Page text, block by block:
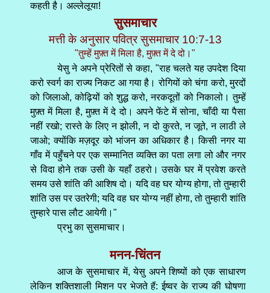
कहती है। अल्लेलूया!
सुसमाचार
मत्ती के अनुसार पवित्र सुसमाचार 10:7-13
"तुम्हें मुफ़्त में मिला है, मुफ़्त में दे दो।"
येसु ने अपने प्रेरितों से कहा, "राह चलते यह उपदेश दिया
करो स्वर्ग का राज्य निकट आ गया है। रोगियों को चंगा करो, मुरदों
को जिलाओ, कोढ़ियों को शुद्ध करो, नरकदूतों को निकालो। तुम्हें
मुफ़्त में मिला है, मुफ़्त में दे दो। अपने फेंटे में सोना, चाँदी या पैसा
नहीं रखो; रास्ते के लिए न झोली, न दो कुरते, न जूते, न लाठी ले
जाओ; क्योंकि मज़दूर को भांजन का अधिकार है। किसी नगर या
गाँव में पहुँचने पर एक सम्मानित व्यक्ति का पता लगा लो और नगर
से विदा होने तक उसी के यहाँ ठहरो। उसके घर में प्रवेश करते
समय उसे शांति की आशिष दो। यदि वह घर योग्य होगा, तो तुम्हारी
शांति उस पर उतरेगी; यदि वह घर योग्य नहीं होगा, तो तुम्हारी शांति
तुम्हारे पास लौट आयेगी।"
प्रभु का सुसमाचार।
मनन-चिंतन
आज के सुसमाचार में, येसु अपने शिष्यों को एक साधारण
लेकिन शक्तिशाली मिशन पर भेजते हैं: ईष्वर के राज्य की घोषणा